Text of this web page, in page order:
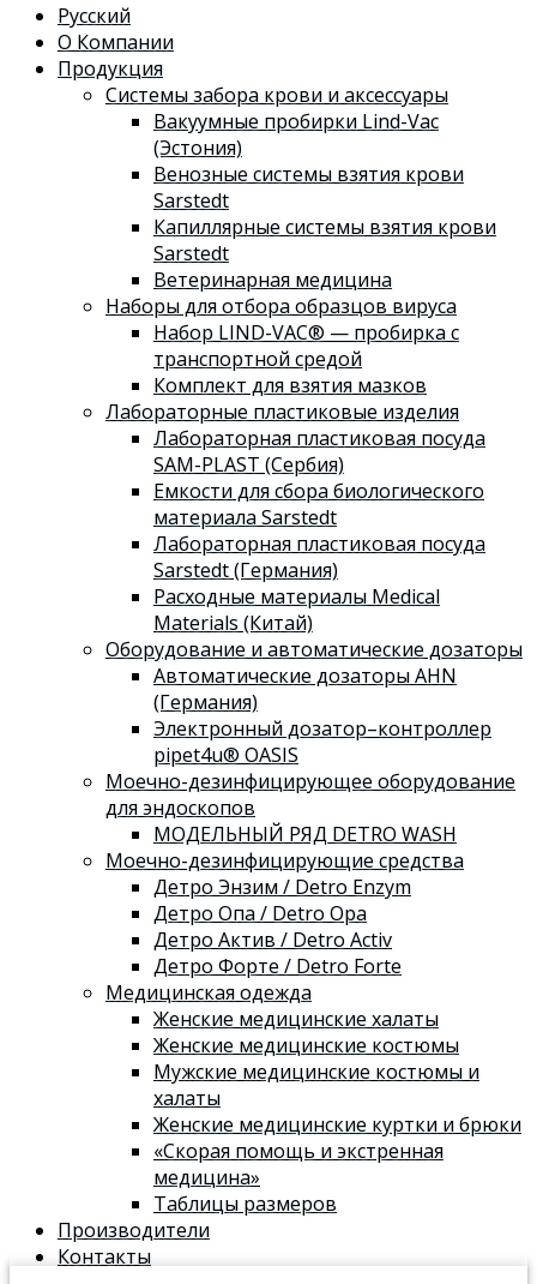
Русский
О Компании
Продукция
Системы забора крови и аксессуары
Вакуумные пробирки Lind-Vac
(Эстония)
Венозные системы взятия крови
Sarstedt
Капиллярные системы взятия крови
Sarstedt
Ветеринарная медицина
Наборы для отбора образцов вируса
Набор LIND-VAC® — пробирка с
транспортной средой
Комплект для взятия мазков
Лабораторные пластиковые изделия
Лабораторная пластиковая посуда
SAM-PLAST (Сербия)
Емкости для сбора биологического
материала Sarstedt
Лабораторная пластиковая посуда
Sarstedt (Германия)
Расходные материалы Medical
Materials (Китай)
Оборудование и автоматические дозаторы
Автоматические дозаторы AHN
(Германия)
Электронный дозатор–контроллер
pipet4u® OASIS
Моечно-дезинфицирующее оборудование
для эндоскопов
МОДЕЛЬНЫЙ РЯД DETRO WASH
Моечно-дезинфицирующие средства
Детро Энзим / Detro Enzym
Детро Опа / Detro Opa
Детро Актив / Detro Activ
Детро Форте / Detro Forte
Медицинская одежда
Женские медицинские халаты
Женские медицинские костюмы
Мужские медицинские костюмы и
халаты
Женские медицинские куртки и брюки
«Скорая помощь и экстренная
медицина»
Таблицы размеров
Производители
Контакты